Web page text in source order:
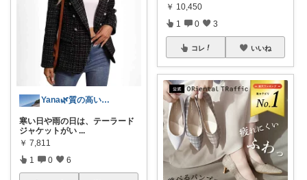
Yana🌿質の高い暮らしのROOM
寒い日や雨の日は、テーラード
ジャケットがい ...
￥ 7,811
1 0 6
￥ 10,450
1 0 3
コレ いいね